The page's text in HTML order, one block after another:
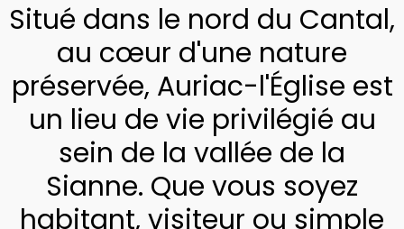
Situé dans le nord du Cantal,
au cœur d'une nature
préservée, Auriac-l'Église est
un lieu de vie privilégié au
sein de la vallée de la
Sianne. Que vous soyez
habitant, visiteur ou simple